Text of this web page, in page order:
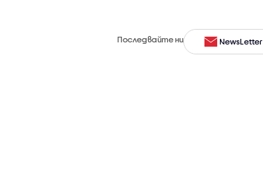
Последвайте ни NewsLetter